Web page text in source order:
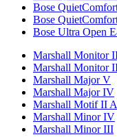
Bose
Bose
Bose Ultra Open
Marshall Monitor
Marshall Monitor
Marshall Major V
Marshall Major IV
Marshall Motif II
Marshall Minor IV
Marshall Minor III